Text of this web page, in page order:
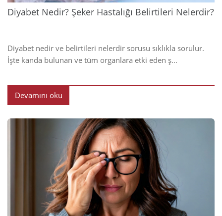
Diyabet Nedir? Şeker Hastalığı Belirtileri Nelerdir?
Diyabet nedir ve belirtileri nelerdir sorusu sıklıkla sorulur.
İşte kanda bulunan ve tüm organlara etki eden ş...
Devamını oku